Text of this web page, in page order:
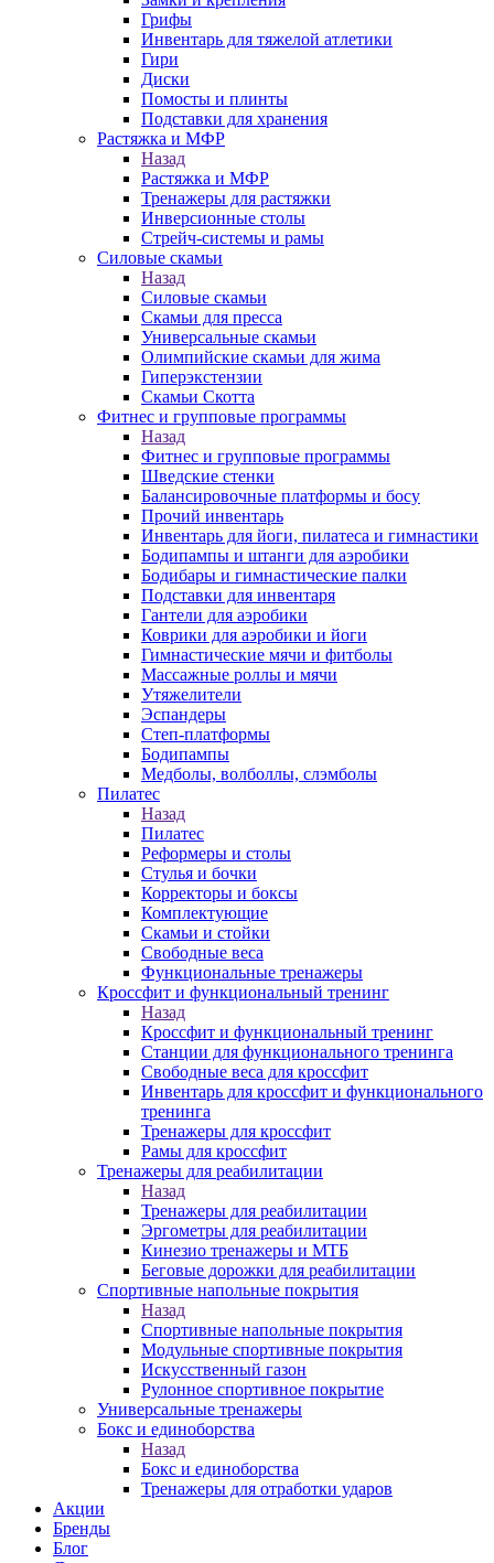
Грифы
Инвентарь для тяжелой атлетики
Гири
Диски
Помосты и плинты
Подставки для хранения
Растяжка и МФР
Назад
Растяжка и МФР
Тренажеры для растяжки
Инверсионные столы
Стрейч-системы и рамы
Силовые скамьи
Назад
Силовые скамьи
Скамьи для пресса
Универсальные скамьи
Олимпийские скамьи для жима
Гиперэкстензии
Скамьи Скотта
Фитнес и групповые программы
Назад
Фитнес и групповые программы
Шведские стенки
Балансировочные платформы и босу
Прочий инвентарь
Инвентарь для йоги, пилатеса и гимнастики
Бодипампы и штанги для аэробики
Бодибары и гимнастические палки
Подставки для инвентаря
Гантели для аэробики
Коврики для аэробики и йоги
Гимнастические мячи и фитболы
Массажные роллы и мячи
Утяжелители
Эспандеры
Степ-платформы
Бодипампы
Медболы, волболлы, слэмболы
Пилатес
Назад
Пилатес
Реформеры и столы
Стулья и бочки
Корректоры и боксы
Комплектующие
Скамьи и стойки
Свободные веса
Функциональные тренажеры
Кроссфит и функциональный тренинг
Назад
Кроссфит и функциональный тренинг
Станции для функционального тренинга
Свободные веса для кроссфит
Инвентарь для кроссфит и функционального
тренинга
Тренажеры для кроссфит
Рамы для кроссфит
Тренажеры для реабилитации
Назад
Тренажеры для реабилитации
Эргометры для реабилитации
Кинезио тренажеры и МТБ
Беговые дорожки для реабилитации
Спортивные напольные покрытия
Назад
Спортивные напольные покрытия
Модульные спортивные покрытия
Искусственный газон
Рулонное спортивное покрытие
Универсальные тренажеры
Бокс и единоборства
Назад
Бокс и единоборства
Тренажеры для отработки ударов
Акции
Бренды
Блог